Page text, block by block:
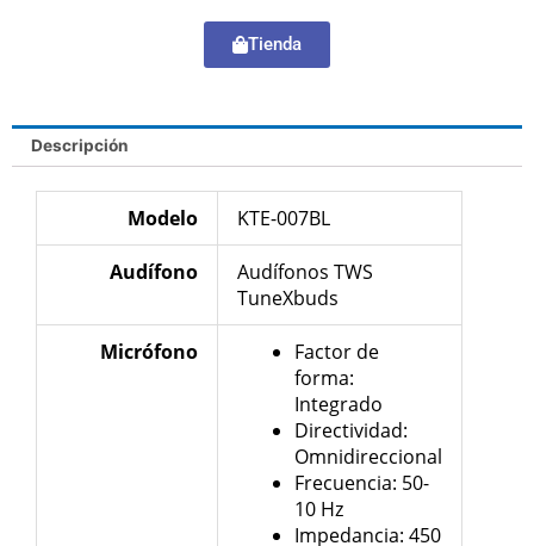
Tienda
Descripción
Modelo KTE-007BL
Audífono
Audífonos TWS
TuneXbuds
Micrófono
Factor de
forma:
Integrado
Directividad:
Omnidireccional
Frecuencia: 50-
10 Hz
Impedancia: 450